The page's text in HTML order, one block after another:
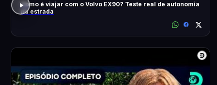
Como é viajar com o Volvo EX90? Teste real de autonomia
na estrada